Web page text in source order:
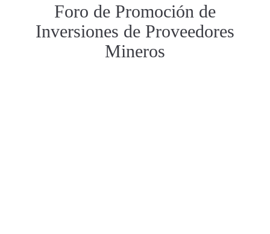
Foro de Promoción de
Inversiones de Proveedores
Mineros